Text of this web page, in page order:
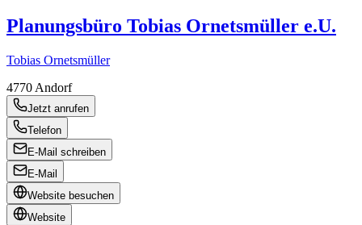
Planungsbüro Tobias Ornetsmüller e.U.
Tobias Ornetsmüller
4770 Andorf
Jetzt anrufen
Telefon
E-Mail schreiben
E-Mail
Website besuchen
Website